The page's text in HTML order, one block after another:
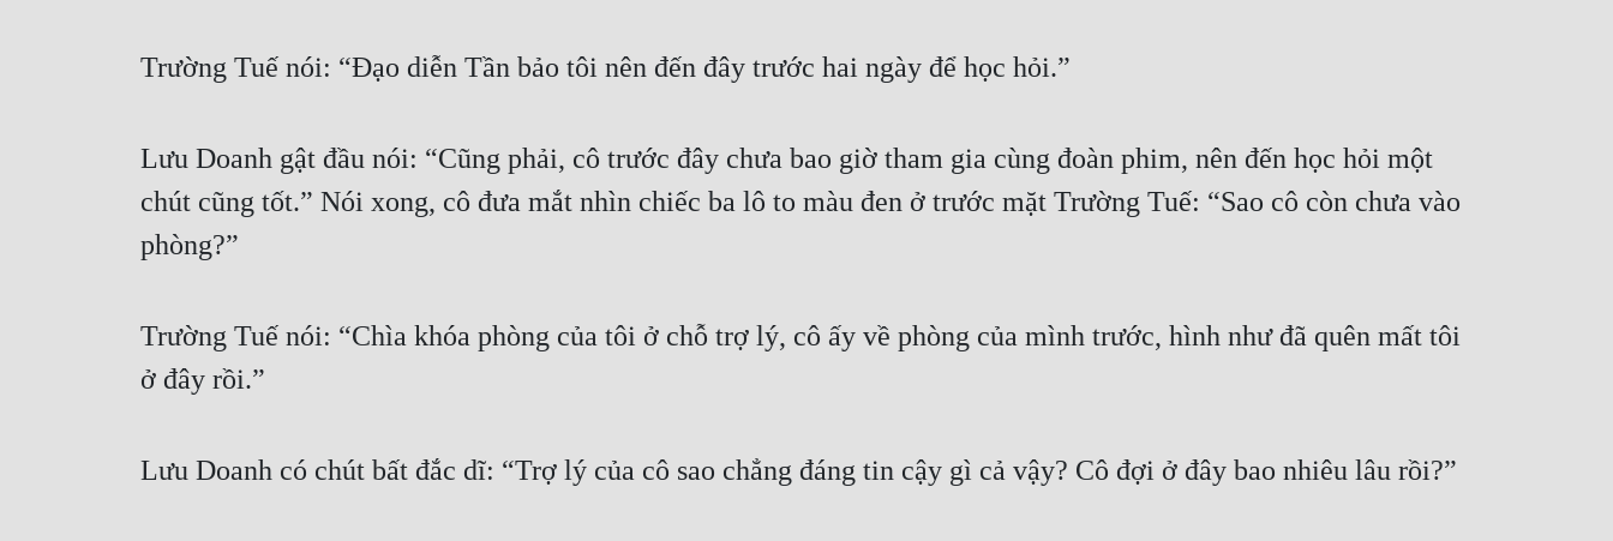
Trường Tuế nói: “Đạo diễn Tần bảo tôi nên đến đây trước hai ngày để học hỏi.”
Lưu Doanh gật đầu nói: “Cũng phải, cô trước đây chưa bao giờ tham gia cùng đoàn phim, nên đến học hỏi một
chút cũng tốt.” Nói xong, cô đưa mắt nhìn chiếc ba lô to màu đen ở trước mặt Trường Tuế: “Sao cô còn chưa vào
phòng?”
Trường Tuế nói: “Chìa khóa phòng của tôi ở chỗ trợ lý, cô ấy về phòng của mình trước, hình như đã quên mất tôi
ở đây rồi.”
Lưu Doanh có chút bất đắc dĩ: “Trợ lý của cô sao chẳng đáng tin cậy gì cả vậy? Cô đợi ở đây bao nhiêu lâu rồi?”